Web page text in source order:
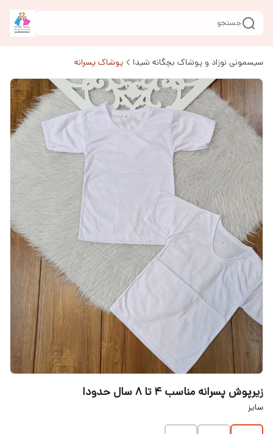
جستجو
سیسمونی نوزاد و پوشاک بچگانه شیدا پوشاک پسرانه
زیرپوش پسرانه مناسب ۴ تا ۸ سال حدودا
سایز